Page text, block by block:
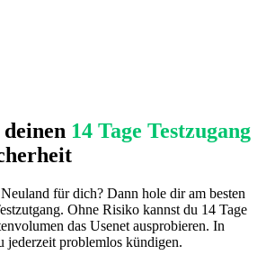
14 Tage Testzugang
für dich? Dann hole dir am besten
Ohne Risiko kannst du 14 Tage
das Usenet ausprobieren. In
jederzeit problemlos kündigen.